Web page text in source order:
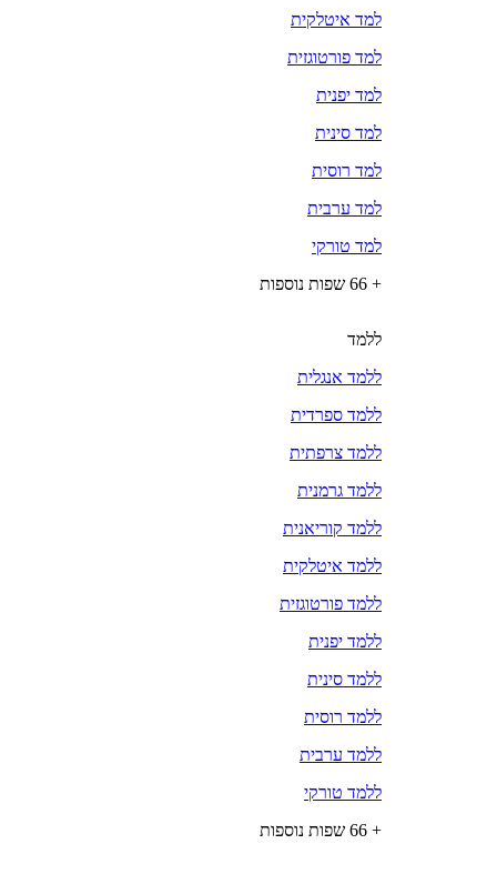
למד איטלקית
למד פורטוגזית
למד יפנית
למד סינית
למד רוסית
למד ערבית
למד טורקי
+ 66 שפות נוספות
ללמד
ללמד אנגלית
ללמד ספרדית
ללמד צרפתית
ללמד גרמנית
ללמד קוריאנית
ללמד איטלקית
ללמד פורטוגזית
ללמד יפנית
ללמד סינית
ללמד רוסית
ללמד ערבית
ללמד טורקי
+ 66 שפות נוספות